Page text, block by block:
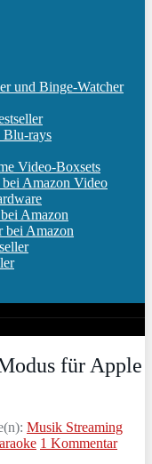
und Binge-Watcher
rays
Video-Boxsets
Amazon Video
Amazon
bei Amazon
für Apple
Musik Streaming
1 Kommentar